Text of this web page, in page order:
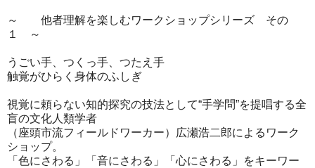
～ 他者理解を楽しむワークショップシリーズ その
１ ～
うごい手、つくっ手、つたえ手
触覚がひらく身体のふしぎ
視覚に頼らない知的探究の技法として“手学問”を提唱する全
盲の文化人類学者
（座頭市流フィールドワーカー）
広瀬浩二郎によるワーク
ショップ。
「色にさわる」「音にさわる」「心にさわる」
をキーワー